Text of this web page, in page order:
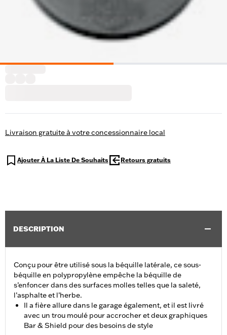
Livraison gratuite à votre concessionnaire local
Ajouter À La Liste De Souhaits Retours gratuits
DESCRIPTION
Conçu pour être utilisé sous la béquille latérale, ce sous-
béquille en polypropylène empêche la béquille de
s’enfoncer dans des surfaces molles telles que la saleté,
l’asphalte et l’herbe.
Il a fière allure dans le garage également, et il est livré
avec un trou moulé pour accrocher et deux graphiques
Bar & Shield pour des besoins de style